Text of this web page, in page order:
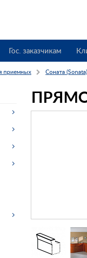
Гос. заказчикам
приемных Соната (Sonata)